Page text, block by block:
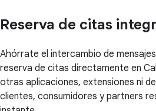
Reserva de citas
Ahórrate el intercambio de
reserva de citas directamente en
otras aplicaciones, extensiones ni
clientes, consumidores y partners